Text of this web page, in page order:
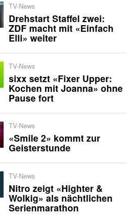
TV-News
Drehstart Staffel zwei:
ZDF macht mit «Einfach
Elli» weiter
TV-News
sixx setzt «Fixer Upper:
Kochen mit Joanna» ohne
Pause fort
TV-News
«Smile 2» kommt zur
Geisterstunde
TV-News
Nitro zeigt «Highter &
Wolkig» als nächtlichen
Serienmarathon